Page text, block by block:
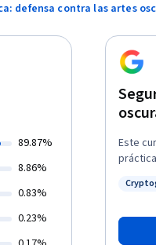
defensa contra las artes
Este
89.87%
8.86%
0.83%
0.23%